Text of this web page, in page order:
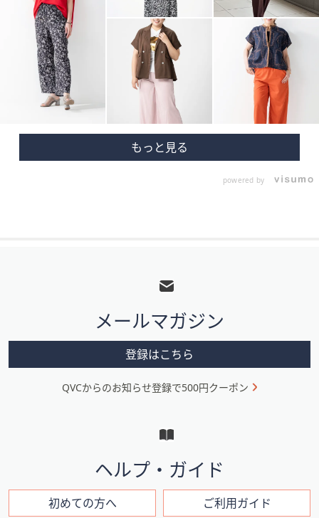
powered by
メ
ニ
ン
メールマガジン
登録はこちら
QVCからのお知らせ登録で500円クーポン
ヘルプ・ガイド
初めての方へ ご利用ガイド